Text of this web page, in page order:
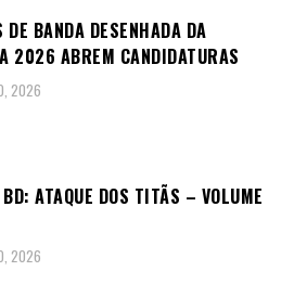
DE BANDA DESENHADA DA
2026 ABREM CANDIDATURAS
2026
ATAQUE DOS TITÃS – VOLUME
2026